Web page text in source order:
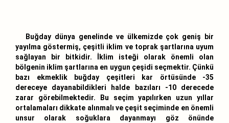
Buğday dünya genelinde ve ülkemizde çok geniş bir
yayılma göstermiş, çeşitli iklim ve toprak şartlarına uyum
sağlayan bir bitkidir. İklim isteği olarak önemli olan
bölgenin iklim şartlarına en uygun çeşidi seçmektir. Çünkü
bazı ekmeklik buğday çeşitleri kar örtüsünde -35
dereceye dayanabildikleri halde bazıları -10 derecede
zarar görebilmektedir. Bu seçim yapılırken uzun yıllar
ortalamaları dikkate alınmalı ve çeşit seçiminde en önemli
unsur olarak soğuklara dayanmayı göz önünde